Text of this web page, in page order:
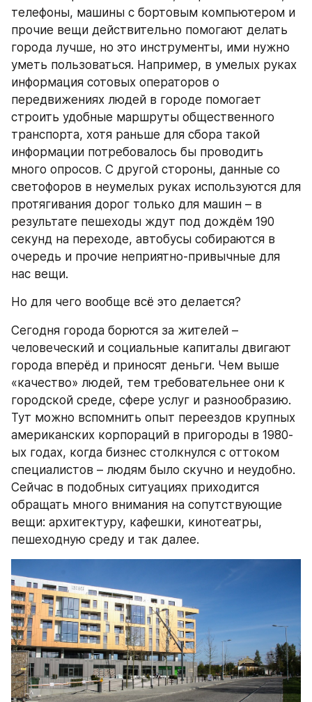
телефоны, машины с бортовым компьютером и
прочие вещи действительно помогают делать
города лучше, но это инструменты, ими нужно
уметь пользоваться. Например, в умелых руках
информация сотовых операторов о
передвижениях людей в городе помогает
строить удобные маршруты общественного
транспорта, хотя раньше для сбора такой
информации потребовалось бы проводить
много опросов. С другой стороны, данные со
светофоров в неумелых руках используются для
протягивания дорог только для машин – в
результате пешеходы ждут под дождём 190
секунд на переходе, автобусы собираются в
очередь и прочие неприятно-привычные для
нас вещи.
Но для чего вообще всё это делается?
Сегодня города борются за жителей –
человеческий и социальные капиталы двигают
города вперёд и приносят деньги. Чем выше
«качество» людей, тем требовательнее они к
городской среде, сфере услуг и разнообразию.
Тут можно вспомнить опыт переездов крупных
американских корпораций в пригороды в 1980-
ых годах, когда бизнес столкнулся с оттоком
специалистов – людям было скучно и неудобно.
Сейчас в подобных ситуациях приходится
обращать много внимания на сопутствующие
вещи: архитектуру, кафешки, кинотеатры,
пешеходную среду и так далее.